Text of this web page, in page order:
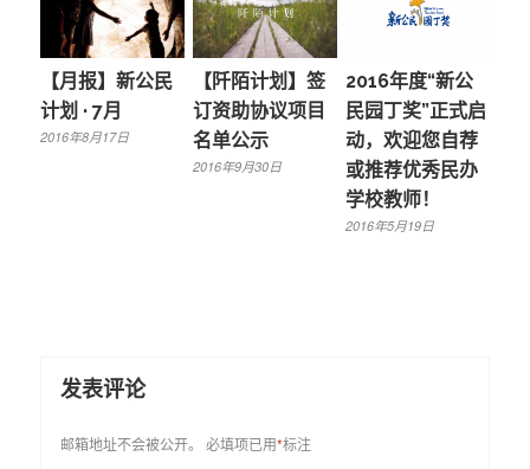
【月报】新公民
计划 · 7月
2016年8月17日
【阡陌计划】签
订资助协议项目
名单公示
2016年9月30日
2016年度“新公
民园丁奖”正式启
动，欢迎您自荐
或推荐优秀民办
学校教师！
2016年5月19日
发表评论
邮箱地址不会被公开。 必填项已用*标注